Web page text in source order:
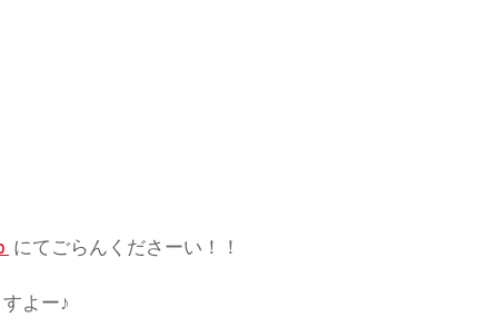
にてごらんくださーい！！
よー♪